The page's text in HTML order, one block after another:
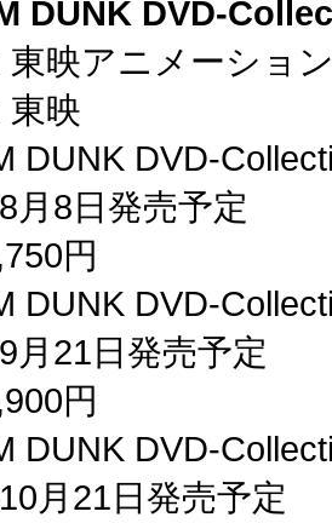
DUNK DVD-
東映アニメーショ
東映
DUNK DVD-
月8日発売予定
円
DUNK DVD-
月21日発売予定
円
DUNK DVD-
月21日発売予定